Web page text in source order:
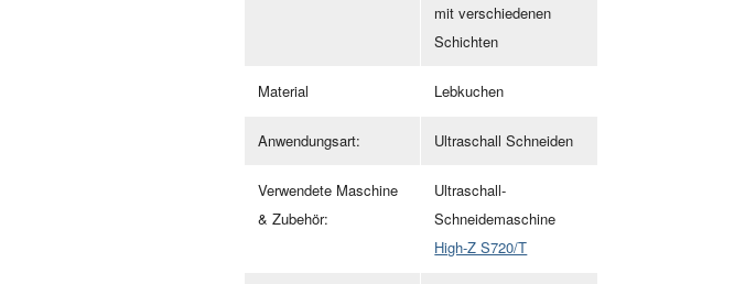
mit verschiedenen
Schichten
Material Lebkuchen
Anwendungsart: Ultraschall Schneiden
Verwendete Maschine
& Zubehör:
Ultraschall-
Schneidemaschine
High-Z S720/T